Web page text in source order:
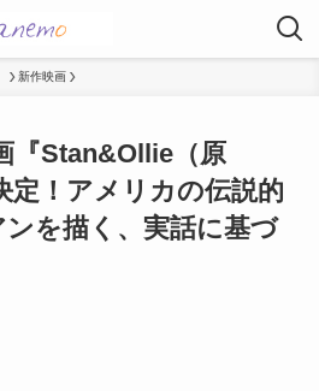
新作映画
『Stan&Ollie（原
定！アメリカの伝説的
を描く、実話に基づ